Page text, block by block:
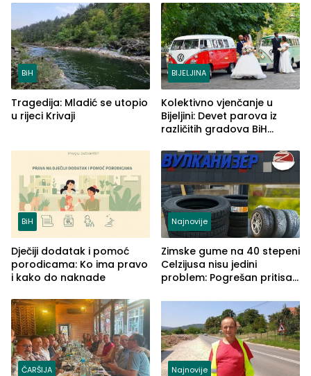
BiH
Tragedija: Mladić se utopio
u rijeci Krivaji
BIJELJINA
Kolektivno vjenčanje u
Bijeljini: Devet parova iz
različitih gradova BiH
BiH
Dječiji dodatak i pomoć
porodicama: Ko ima pravo
i kako do naknade
Najnovije
Zimske gume na 40 stepeni
Celzijusa nisu jedini
problem: Pogrešan pritisak
ČARŠIJA Najnovije